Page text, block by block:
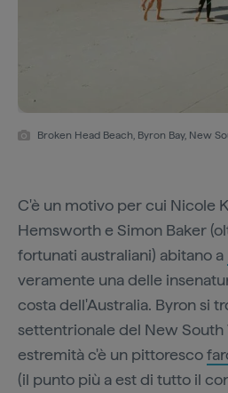
Broken Head Beach, Byron Bay, New
C'è un motivo per cui Nicole
Hemsworth e Simon Baker
fortunati australiani) abitano a
veramente una delle
costa dell'Australia. Byron si
settentrionale del New South
estremità c'è un pittoresco
(il punto più a est di tutto il